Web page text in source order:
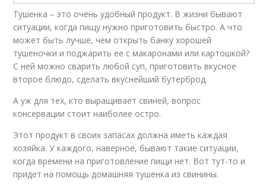
Тушенка – это очень удобный продукт. В жизни бывают
ситуации, когда пищу нужно приготовить быстро. А что
может быть лучше, чем открыть банку хорошей
тушеночки и поджарить ее с макаронами или картошкой?
С ней можно сварить любой суп, приготовить вкусное
второе блюдо, сделать вкуснейший бутерброд.
А уж для тех, кто выращивает свиней, вопрос
консервации стоит наиболее остро.
Этот продукт в своих запасах должна иметь каждая
хозяйка. У каждого, наверное, бывают такие ситуации,
когда времени на приготовление пищи нет. Вот тут-то и
придет на помощь домашняя тушенка из свинины.